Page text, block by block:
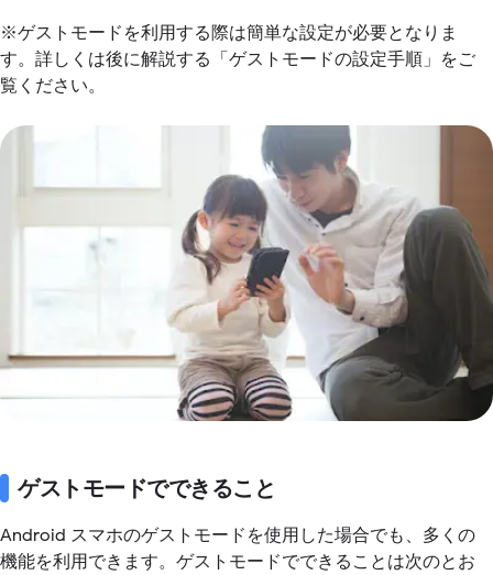
※ゲストモードを利用する際は簡単な設定が必要となりま
す。詳しくは後に解説する「ゲストモードの設定手順」をご
覧ください。
ゲストモードでできること
Android スマホのゲストモードを使用した場合でも、多くの
機能を利用できます。ゲストモードでできることは次のとお